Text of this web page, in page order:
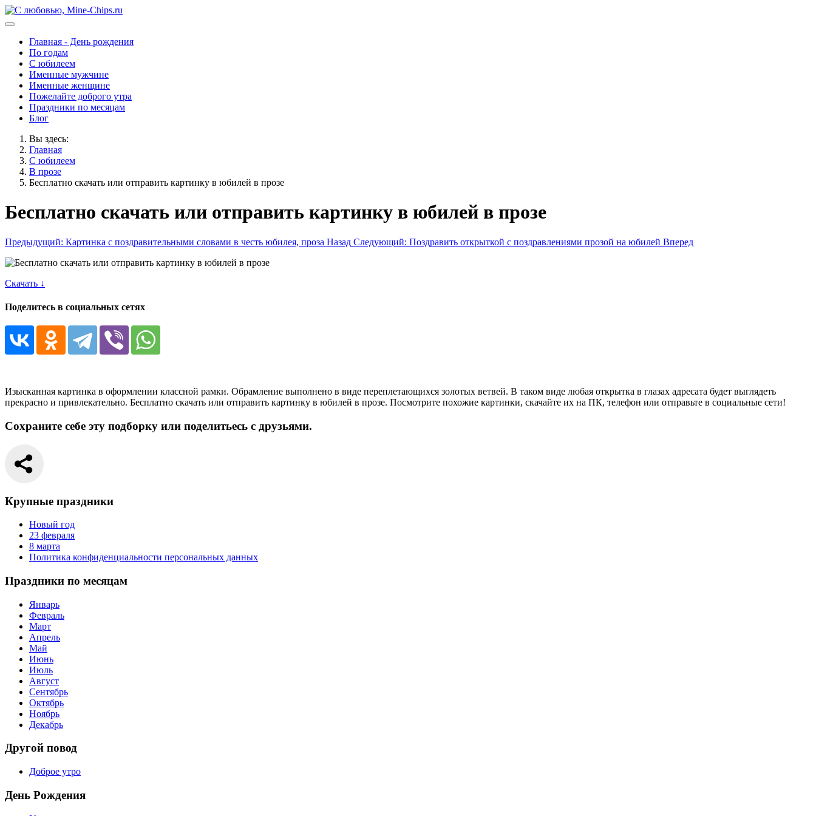
Главная - День рождения
По годам
С юбилеем
Именные мужчине
Именные женщине
Пожелайте доброго утра
Праздники по месяцам
Блог
Вы здесь:
Главная
С юбилеем
В прозе
Бесплатно скачать или отправить картинку в юбилей в прозе
Бесплатно скачать или отправить картинку в юбилей в прозе
Предыдущий: Картинка с поздравительными словами в честь юбилея, проза Назад Следующий: Поздравить открыткой с поздравлениями прозой на юбилей Вперед
Скачать ↓
Поделитесь в социальных сетях
Изысканная картинка в оформлении классной рамки. Обрамление выполнено в виде переплетающихся золотых ветвей. В таком виде любая открытка в глазах адресата будет выглядеть
прекрасно и привлекательно. Бесплатно скачать или отправить картинку в юбилей в прозе. Посмотрите похожие картинки, скачайте их на ПК, телефон или отправьте в социальные сети!
Сохраните себе эту подборку или поделитьесь с друзьями.
Крупные праздники
Новый год
23 февраля
8 марта
Политика конфиденциальности персональных данных
Праздники по месяцам
Январь
Февраль
Март
Апрель
Май
Июнь
Июль
Август
Сентябрь
Октябрь
Ноябрь
Декабрь
Другой повод
Доброе утро
День Рождения